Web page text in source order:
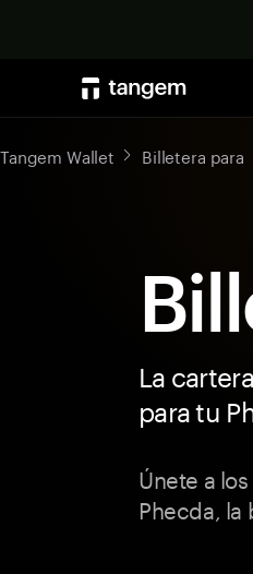
Tangem Wallet Billetera para
La
para tu
Únete a
Phecda,